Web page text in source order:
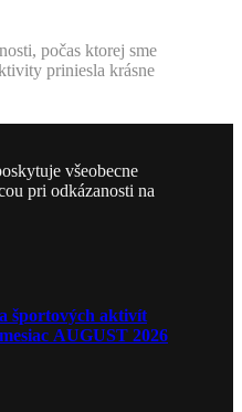
počas ktorej sme
priniesla krásne
všeobecne
pri odkázanosti na
športových aktivít
AUGUST 2026